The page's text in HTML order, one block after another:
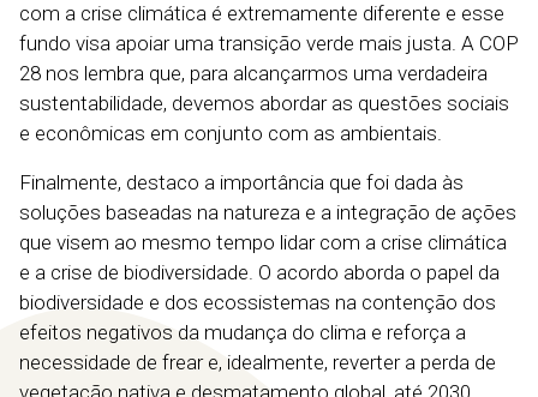
com a crise climática é extremamente diferente e esse
fundo visa apoiar uma transição verde mais justa. A COP
28 nos lembra que, para alcançarmos uma verdadeira
sustentabilidade, devemos abordar as questões sociais
e econômicas em conjunto com as ambientais.
Finalmente, destaco a importância que foi dada às
soluções baseadas na natureza e a integração de ações
que visem ao mesmo tempo lidar com a crise climática
e a crise de biodiversidade. O acordo aborda o papel da
biodiversidade e dos ecossistemas na contenção dos
efeitos negativos da mudança do clima e reforça a
necessidade de frear e, idealmente, reverter a perda de
vegetação nativa e desmatamento global, até 2030.